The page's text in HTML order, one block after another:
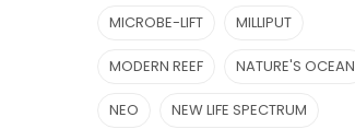
MICROBE-LIFT MILLIPUT
MODERN REEF NATURE'S OCEAN
NEO NEW LIFE SPECTRUM